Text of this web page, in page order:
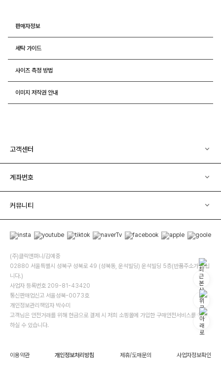
판매자정보
세탁 가이드
사이즈 측정 방법
이미지 저작권 안내
고객센터
계좌번호
커뮤니티
(주)클릭앤퍼니/김예중
02880 서울특별시 성북구 성북로 49 (성북동, 운석빌딩) 운석빌딩 5층(반품주소가 아닙
니다.)
사업자 등록번호 209-81-43420
통신판매업신고 서울성북-0073호
개인정보관리책임자 박수미
고객님은 안전거래를 위해 현금으로 결제 시 저희 소핑몰에 가입한 구매안전서비스를 이용
하실 수 있습니다.
이용약관 개인정보처리방침 제휴/도매문의 사업자정보확인